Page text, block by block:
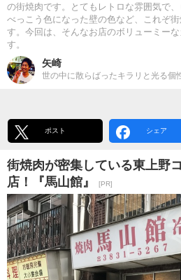
の街焼肉です。とてもレトロな雰囲気で
べっこう色になった壁の色など、これぞ
す。今回は、そんなお店のボリューミー
す。
矢崎
世の中に散らばったキラリと光る個
ポスト シェア
街焼肉が密集している東上野
店！『馬山館』
[PR]